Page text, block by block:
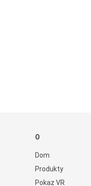
O
Dom
Produkty
Pokaz VR